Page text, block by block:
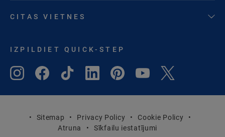
CITAS VIETNES
IZPILDIET QUICK-STEP
Sitemap Privacy Policy
Cookie Policy
Atruna
Sīkfailu iestatījumi